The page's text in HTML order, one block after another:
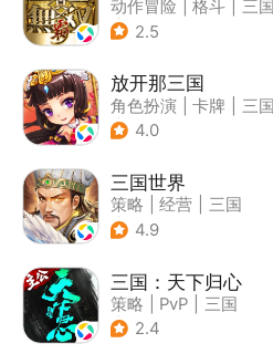
动作冒险 格斗
三国
| 横版过关
2.5
放开那三国
角色扮演 卡牌
三国
| Q版
4.0
三国世界
策略 经营
三国
| 中国风
4.9
三国：天下归心
策略 PvP
三国
| SLG
2.4